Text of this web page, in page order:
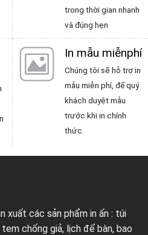
trong thời gian nhanh
và đúng hẹn
In mẫu miễnphí
Chúng tôi sẽ hỗ trợ in
mẫu miễn phí, để quý
khách duyệt mẫu
trước khi in chính
thức.
xuất các sản phẩm in ấn : túi
tem chống giả, lịch để bàn, bao